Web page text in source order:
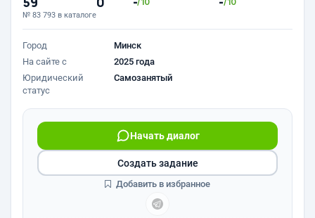
№ 83 793 в каталоге
Город
Минск
На сайте с
2025 года
Юридический
статус
Самозанятый
Начать диалог
Создать задание
Добавить в избранное